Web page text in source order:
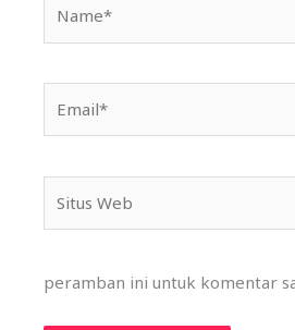
Web
peramban ini untuk komentar